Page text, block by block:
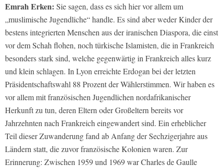
Emrah Erken: Sie sagen, dass es sich hier vor allem um
„muslimische Jugendliche“ handle. Es sind aber weder Kinder der
bestens integrierten Menschen aus der iranischen Diaspora, die einst
vor dem Schah flohen, noch türkische Islamisten, die in Frankreich
besonders stark sind, welche gegenwärtig in Frankreich alles kurz
und klein schlagen. In Lyon erreichte Erdogan bei der letzten
Präsidentschaftswahl 88 Prozent der Wählerstimmen. Wir haben es
vor allem mit französischen Jugendlichen nordafrikanischer
Herkunft zu tun, deren Eltern oder Großeltern bereits vor
Jahrzehnten nach Frankreich eingewandert sind. Ein erheblicher
Teil dieser Zuwanderung fand ab Anfang der Sechzigerjahre aus
Ländern statt, die zuvor französische Kolonien waren. Zur
Erinnerung: Zwischen 1959 und 1969 war Charles de Gaulle